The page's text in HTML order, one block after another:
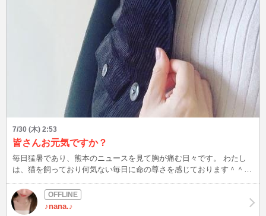
7/30 (木) 2:53
皆さんお元気ですか？
毎日猛暑であり、熊本のニュースを見て胸が痛む日々です。 わたし
は、猫を飼っており何気ない毎日に命の尊さを感じております＾＾
時過ぎにINするかもです♪ ちなみに金曜日の夜はおりますので、今月
ラストの金曜日、是非遊びに来てください(*´∇｀ 被災された方々に、
♪nana.♪